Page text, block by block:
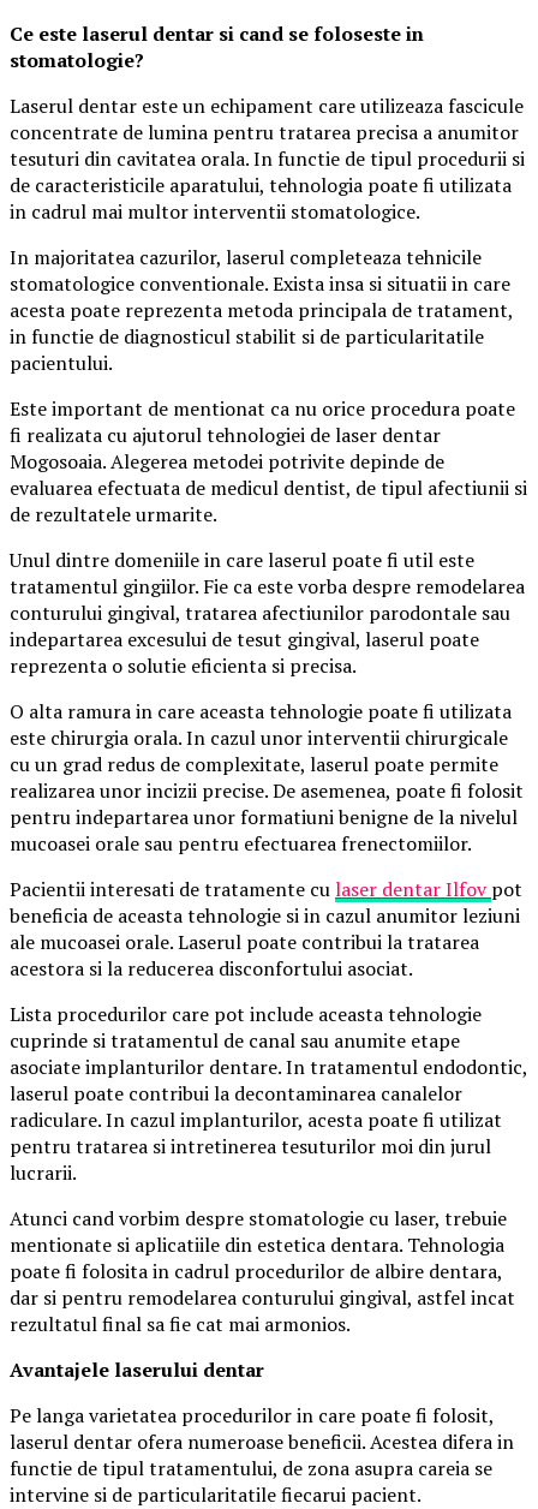
Ce este laserul dentar si cand se foloseste in
stomatologie?
Laserul dentar este un echipament care utilizeaza fascicule
concentrate de lumina pentru tratarea precisa a anumitor
tesuturi din cavitatea orala. In functie de tipul procedurii si
de caracteristicile aparatului, tehnologia poate fi utilizata
in cadrul mai multor interventii stomatologice.
In majoritatea cazurilor, laserul completeaza tehnicile
stomatologice conventionale. Exista insa si situatii in care
acesta poate reprezenta metoda principala de tratament,
in functie de diagnosticul stabilit si de particularitatile
pacientului.
Este important de mentionat ca nu orice procedura poate
fi realizata cu ajutorul tehnologiei de laser dentar
Mogosoaia. Alegerea metodei potrivite depinde de
evaluarea efectuata de medicul dentist, de tipul afectiunii si
de rezultatele urmarite.
Unul dintre domeniile in care laserul poate fi util este
tratamentul gingiilor. Fie ca este vorba despre remodelarea
conturului gingival, tratarea afectiunilor parodontale sau
indepartarea excesului de tesut gingival, laserul poate
reprezenta o solutie eficienta si precisa.
O alta ramura in care aceasta tehnologie poate fi utilizata
este chirurgia orala. In cazul unor interventii chirurgicale
cu un grad redus de complexitate, laserul poate permite
realizarea unor incizii precise. De asemenea, poate fi folosit
pentru indepartarea unor formatiuni benigne de la nivelul
mucoasei orale sau pentru efectuarea frenectomiilor.
Pacientii interesati de tratamente culaser dentar Ilfovpot
beneficia de aceasta tehnologie si in cazul anumitor leziuni
ale mucoasei orale. Laserul poate contribui la tratarea
acestora si la reducerea disconfortului asociat.
Lista procedurilor care pot include aceasta tehnologie
cuprinde si tratamentul de canal sau anumite etape
asociate implanturilor dentare. In tratamentul endodontic,
laserul poate contribui la decontaminarea canalelor
radiculare. In cazul implanturilor, acesta poate fi utilizat
pentru tratarea si intretinerea tesuturilor moi din jurul
lucrarii.
Atunci cand vorbim despre stomatologie cu laser, trebuie
mentionate si aplicatiile din estetica dentara. Tehnologia
poate fi folosita in cadrul procedurilor de albire dentara,
dar si pentru remodelarea conturului gingival, astfel incat
rezultatul final sa fie cat mai armonios.
Avantajele laserului dentar
Pe langa varietatea procedurilor in care poate fi folosit,
laserul dentar ofera numeroase beneficii. Acestea difera in
functie de tipul tratamentului, de zona asupra careia se
intervine si de particularitatile fiecarui pacient.